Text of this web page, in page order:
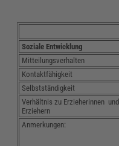
Soziale Entwicklung
Mitteilungsverhalten
Kontaktfähigkeit
Selbstständigkeit
Verhältnis zu Erzieherinnen und
Erziehern
Anmerkungen: